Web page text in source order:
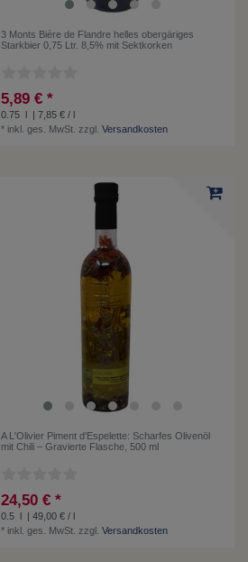
3 Monts Bière de Flandre helles obergäriges
Starkbier 0,75 Ltr. 8,5% mit Sektkorken
5,89 € *
0.75 l | 7,85 € / l
* inkl. ges. MwSt. zzgl.Versandkosten
A L'Olivier Piment d'Espelette: Scharfes Olivenöl
mit Chili – Gravierte Flasche, 500 ml
24,50 € *
0.5
| 49,00 € / l
* inkl. ges. MwSt. zzgl.Versandkosten